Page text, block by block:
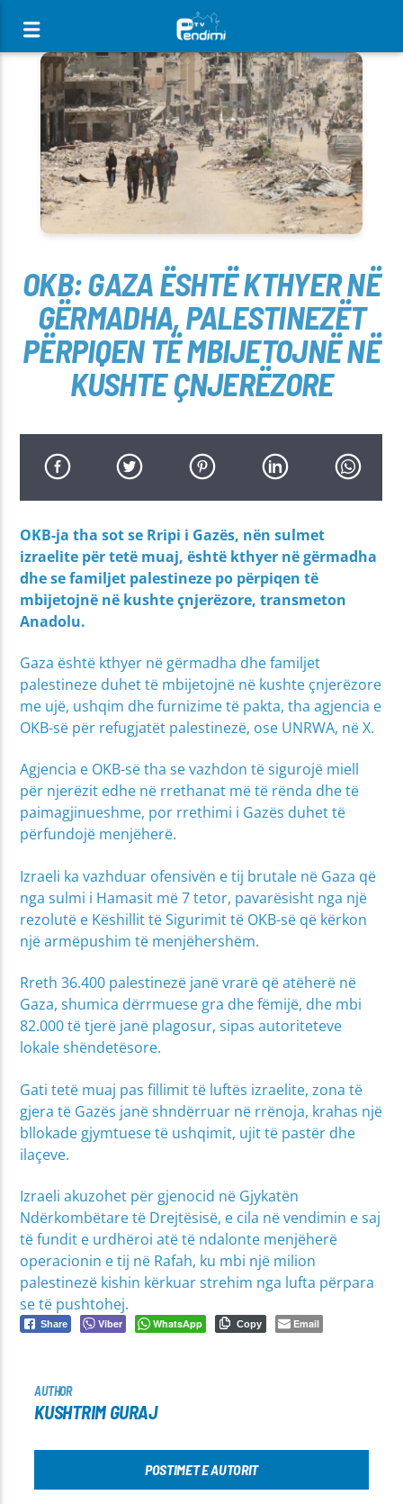
[There are no radio stations in the database]
OKB: GAZA ËSHTË KTHYER NË
GËRMADHA, PALESTINEZËT
PËRPIQEN TË MBIJETOJNË NË
KUSHTE ÇNJERËZORE
OKB-ja tha sot se Rripi i Gazës, nën sulmet
izraelite për tetë muaj, është kthyer në gërmadha
dhe se familjet palestineze po përpiqen të
mbijetojnë në kushte çnjerëzore, transmeton
Anadolu.
Gaza është kthyer në gërmadha dhe familjet
palestineze duhet të mbijetojnë në kushte çnjerëzore
me ujë, ushqim dhe furnizime të pakta, tha agjencia e
OKB-së për refugjatët palestinezë, ose UNRWA, në X.
Agjencia e OKB-së tha se vazhdon të sigurojë miell
për njerëzit edhe në rrethanat më të rënda dhe të
paimagjinueshme, por rrethimi i Gazës duhet të
përfundojë menjëherë.
Izraeli ka vazhduar ofensivën e tij brutale në Gaza që
nga sulmi i Hamasit më 7 tetor, pavarësisht nga një
rezolutë e Këshillit të Sigurimit të OKB-së që kërkon
një armëpushim të menjëhershëm.
Rreth 36.400 palestinezë janë vrarë që atëherë në
Gaza, shumica dërrmuese gra dhe fëmijë, dhe mbi
82.000 të tjerë janë plagosur, sipas autoriteteve
lokale shëndetësore.
Gati tetë muaj pas fillimit të luftës izraelite, zona të
gjera të Gazës janë shndërruar në rrënoja, krahas një
bllokade gjymtuese të ushqimit, ujit të pastër dhe
ilaçeve.
Izraeli akuzohet për gjenocid në Gjykatën
Ndërkombëtare të Drejtësisë, e cila në vendimin e saj
të fundit e urdhëroi atë të ndalonte menjëherë
operacionin e tij në Rafah, ku mbi një milion
palestinezë kishin kërkuar strehim nga lufta përpara
se të pushtohej.
Share Viber WhatsApp Copy Email
AUTHOR
KUSHTRIM GURAJ
POSTIMET E AUTORIT